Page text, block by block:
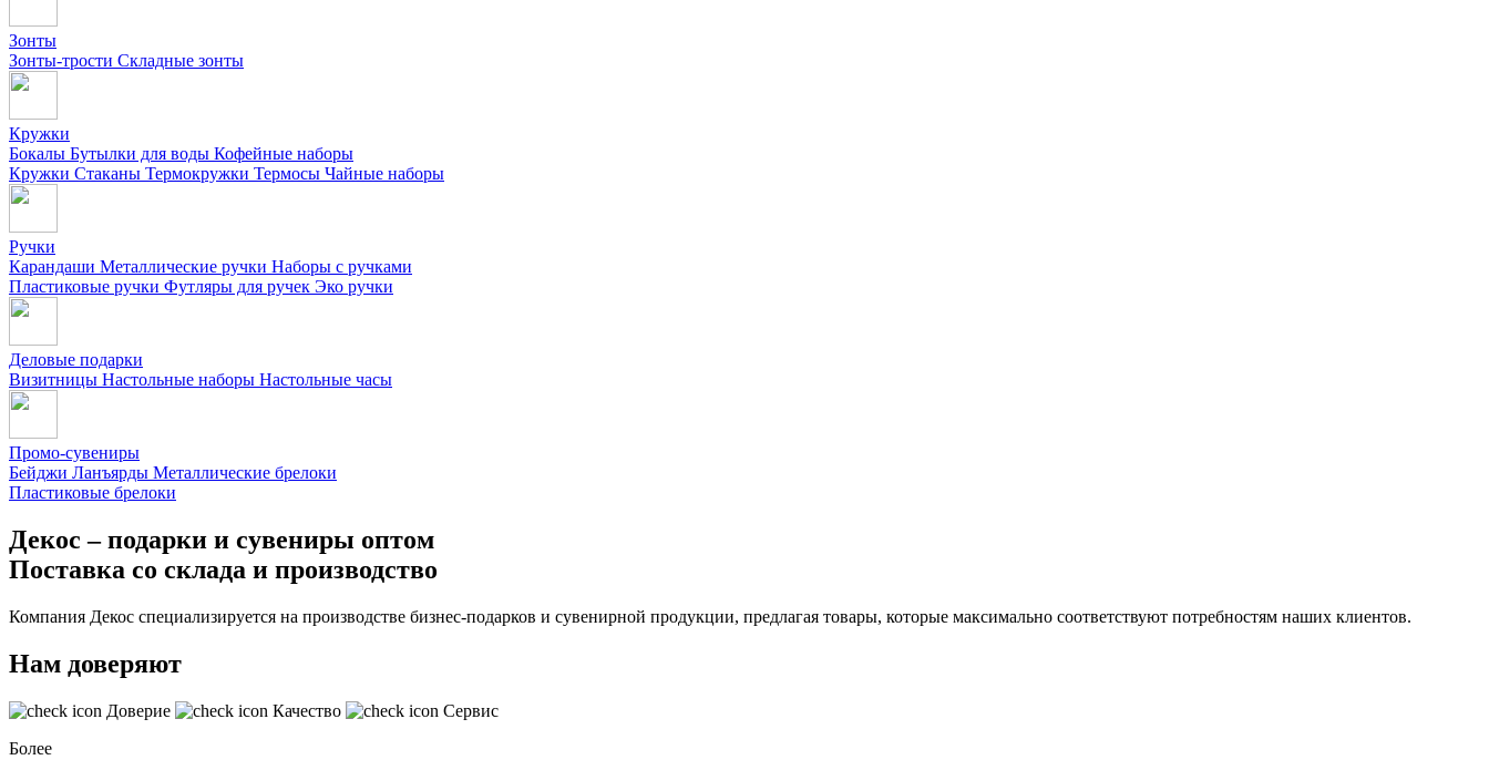
Зонты
Зонты-трости Складные зонты
Кружки
Бокалы Бутылки для воды Кофейные наборы
Кружки Стаканы Термокружки Термосы Чайные наборы
Ручки
Карандаши Металлические ручки Наборы с ручками
Пластиковые ручки Футляры для ручек Эко ручки
Деловые подарки
Визитницы Настольные наборы Настольные часы
Промо-сувениры
Бейджи Ланъярды Металлические брелоки
Пластиковые брелоки
Декос – подарки и сувениры оптом
Поставка со склада и производство
Компания Декос специализируется на производстве бизнес-подарков и сувенирной продукции, предлагая товары, которые максимально соответствуют потребностям наших клиентов.
Нам доверяют
Доверие Качество
Сервис
Более